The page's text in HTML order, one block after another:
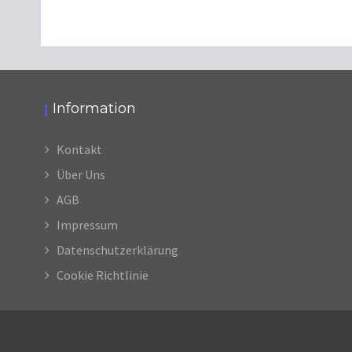
Information
Kontakt
Über Uns
AGB
Impressum
Datenschutzerklärung
Cookie Richtlinie